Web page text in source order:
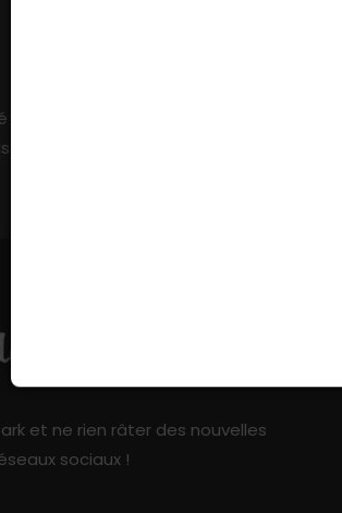
vous connaissez
My Kiddy Park et ajoutez votre pierre à
de fun !
Park sur les
et ne rien râter des nouvelles
sociaux !